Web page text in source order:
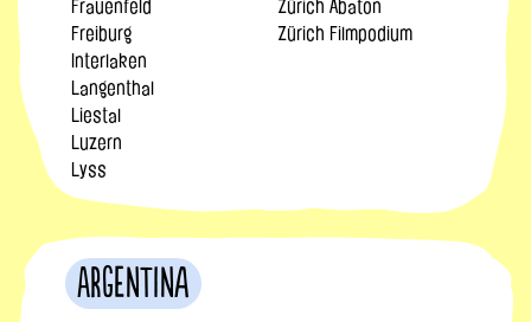
Frauenfeld
Freiburg
Interlaken
Langenthal
Liestal
Luzern
Lyss
Zürich Abaton
Zürich Filmpodium
Argentina